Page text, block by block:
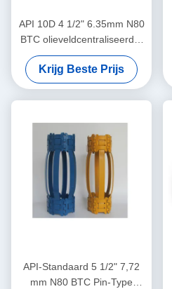
API 10D 4 1/2" 6.35mm N80
BTC olieveldcentraliseerder
in olie- en gasbedrijven
Krijg Beste Prijs
API-Standaard 5 1/2" 7,72
mm N80 BTC Pin-Type